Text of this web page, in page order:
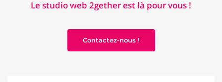
Le studio web 2gether est là pour vous !
Contactez-nous !